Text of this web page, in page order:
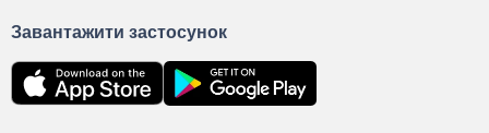
Завантажити застосунок